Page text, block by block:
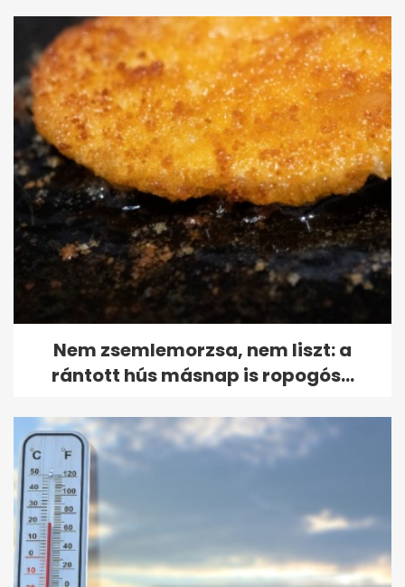
Nem zsemlemorzsa, nem liszt: a
rántott hús másnap is ropogós...